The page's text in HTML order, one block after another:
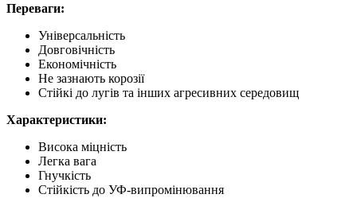
Переваги:
Універсальність
Довговічність
Економічність
Не зазнають корозії
Стійкі до лугів та інших агресивних середовищ
Характеристики:
Висока міцність
Легка вага
Гнучкість
Стійкість до УФ-випромінювання